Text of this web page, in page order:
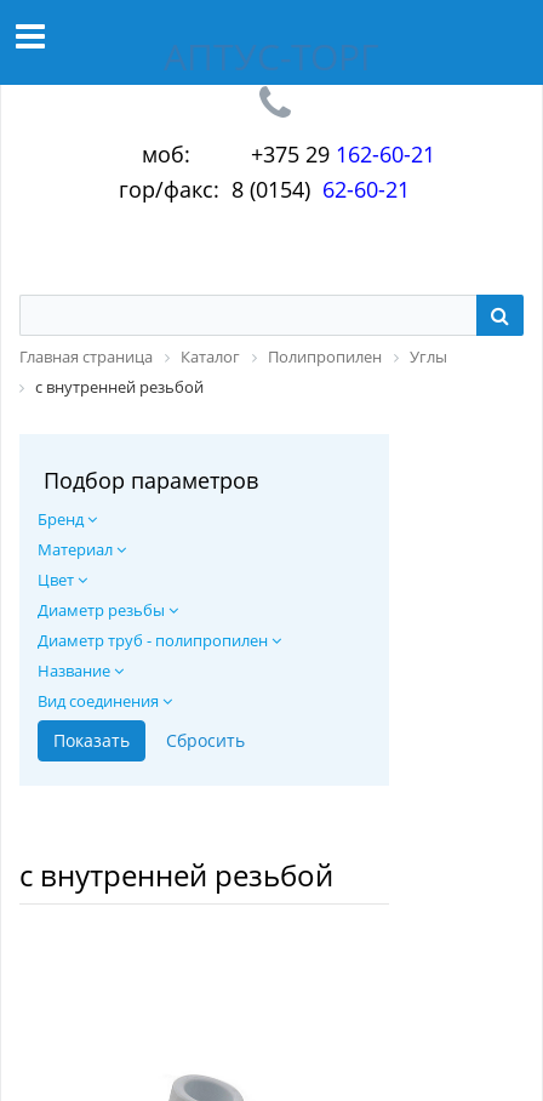
АПТУС-ТОРГ
моб: +375 29 162-60-21
гор/факс: 8 (0154) 62-60-21
Главная страница Каталог Полипропилен
Углы
с внутренней резьбой
Подбор параметров
Бренд
Материал
Цвет
Диаметр резьбы
Диаметр труб - полипропилен
Название
Вид соединения
с внутренней резьбой